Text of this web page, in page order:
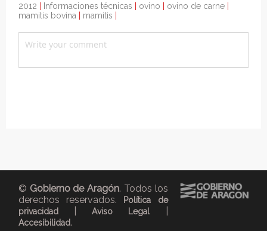
2012 Informaciones técnicas ovino ovino de carne
mamitis bovina
mamitis
© Gobierno de Aragón. Todos los
derechos reservados.
Política de
privacidad |Aviso Legal|
Accesibilidad.